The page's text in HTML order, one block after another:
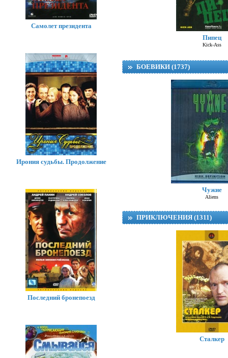
Пипец
Kick-Ass
БОЕВИКИ (1737)
Чужие
Aliens
ПРИКЛЮЧЕНИЯ (1311)
Сталкер
Самолет президента
Ирония судьбы. Продолжение
Последний бронепоезд